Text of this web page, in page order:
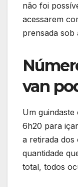
não foi
acessarem
prensada sob
van
Um
6h20 para
a retirada
quantidade
total, todos